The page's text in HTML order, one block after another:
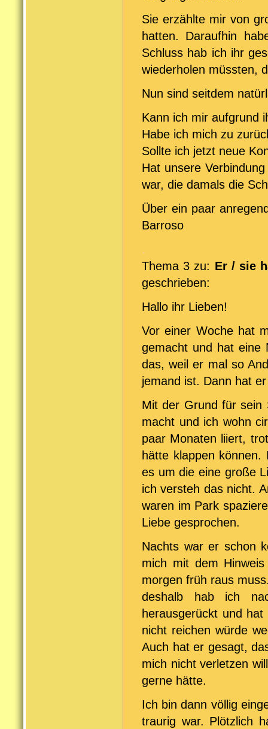
Sie erzählte mir von
hatten. Daraufhin
Schluss hab ich ihr
wiederholen müssten,
Nun sind seitdem
Kann ich mir aufgrund
Habe ich mich zu
Sollte ich jetzt neue
Hat unsere
war, die damals die
Über ein paar
Barroso
.
Thema 3 zu: Er / sie
geschrieben:
Hallo ihr Lieben!
Vor einer Woche hat
gemacht und hat eine
das, weil er mal so
jemand ist. Dann hat
Mit der Grund für sein
macht und ich wohn
paar Monaten liiert,
hätte klappen
es um die eine große
ich versteh das nicht.
waren im Park
Liebe gesprochen.
Nachts war er schon
mich mit dem
morgen früh raus
deshalb hab ich
herausgerückt und
nicht reichen würde
Auch hat er gesagt,
mich nicht verletzen
gerne hätte.
Ich bin dann völlig
traurig war. Plötzlich